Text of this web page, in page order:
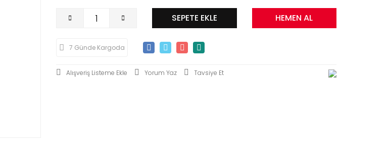
SEPETE EKLE HEMEN AL
7 Günde Kargoda
Yorum Yaz Tavsiye Et